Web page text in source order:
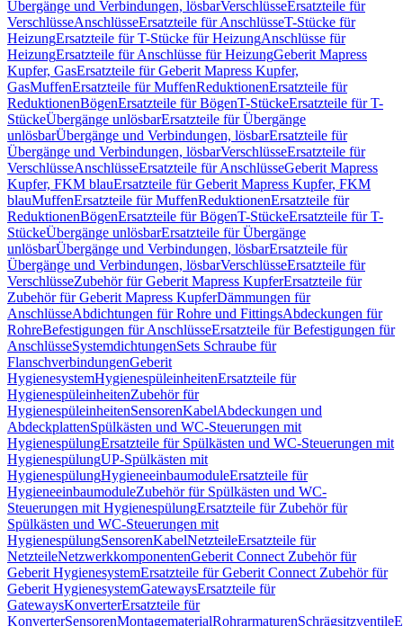
Übergänge und Verbindungen, lösbarVerschlüsseErsatzteile für
VerschlüsseAnschlüsseErsatzteile für AnschlüsseT-Stücke für
HeizungErsatzteile für T-Stücke für HeizungAnschlüsse für
HeizungErsatzteile für Anschlüsse für HeizungGeberit Mapress
Kupfer, GasErsatzteile für Geberit Mapress Kupfer,
GasMuffenErsatzteile für MuffenReduktionenErsatzteile für
ReduktionenBögenErsatzteile für BögenT-StückeErsatzteile für T-
StückeÜbergänge unlösbarErsatzteile für Übergänge
unlösbarÜbergänge und Verbindungen, lösbarErsatzteile für
Übergänge und Verbindungen, lösbarVerschlüsseErsatzteile für
VerschlüsseAnschlüsseErsatzteile für AnschlüsseGeberit Mapress
Kupfer, FKM blauErsatzteile für Geberit Mapress Kupfer, FKM
blauMuffenErsatzteile für MuffenReduktionenErsatzteile für
ReduktionenBögenErsatzteile für BögenT-StückeErsatzteile für T-
StückeÜbergänge unlösbarErsatzteile für Übergänge
unlösbarÜbergänge und Verbindungen, lösbarErsatzteile für
Übergänge und Verbindungen, lösbarVerschlüsseErsatzteile für
VerschlüsseZubehör für Geberit Mapress KupferErsatzteile für
Zubehör für Geberit Mapress KupferDämmungen für
AnschlüsseAbdichtungen für Rohre und FittingsAbdeckungen für
RohreBefestigungen für AnschlüsseErsatzteile für Befestigungen für
AnschlüsseSystemdichtungenSets Schraube für
FlanschverbindungenGeberit
HygienesystemHygienespüleinheitenErsatzteile für
HygienespüleinheitenZubehör für
HygienespüleinheitenSensorenKabelAbdeckungen und
AbdeckplattenSpülkästen und WC-Steuerungen mit
HygienespülungErsatzteile für Spülkästen und WC-Steuerungen mit
HygienespülungUP-Spülkästen mit
HygienespülungHygieneeinbaumoduleErsatzteile für
HygieneeinbaumoduleZubehör für Spülkästen und WC-
Steuerungen mit HygienespülungErsatzteile für Zubehör für
Spülkästen und WC-Steuerungen mit
HygienespülungSensorenKabelNetzteileErsatzteile für
NetzteileNetzwerkkomponentenGeberit Connect Zubehör für
Geberit HygienesystemErsatzteile für Geberit Connect Zubehör für
Geberit HygienesystemGatewaysErsatzteile für
GatewaysKonverterErsatzteile für
KonverterSensorenMontagematerialRohrarmaturenSchrägsitzventile